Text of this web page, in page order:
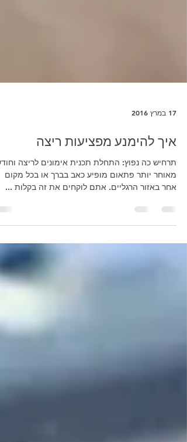
17 במרץ 2016
איך להימנע מפציעות ריצה
תרחיש כה נפוץ: התחלת תכנית אימונים לריצה
אחר באזור הרגליים. אתם לוקחים את זה בקלות ...